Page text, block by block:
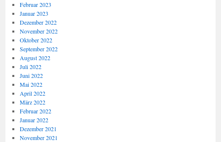
Februar 2023
Januar 2023
Dezember 2022
November 2022
Oktober 2022
September 2022
August 2022
Juli 2022
Juni 2022
Mai 2022
April 2022
März 2022
Februar 2022
Januar 2022
Dezember 2021
November 2021